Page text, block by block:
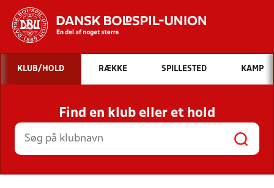
Hvad vil du søge efter?
INDHOLD OG NYHEDER
STILLINGER, RESULTATER, KLUBBER OG
HOLD
KLUB/HOLD RÆKKE SPILLESTED KAMP
Find en klub eller et hold